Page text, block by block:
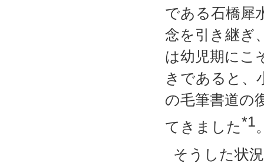
である石橋犀
念を引き継ぎ
は幼児期にこ
きであると、
の毛筆書道の
てきました*1
そうした状